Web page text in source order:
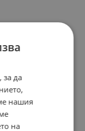
за да
нашия
на